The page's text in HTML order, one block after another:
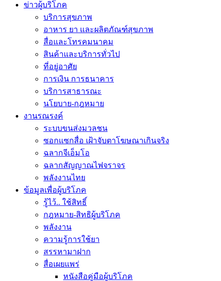
ข่าวผู้บริโภค
บริการสุขภาพ
อาหาร ยา และผลิตภัณฑ์สุขภาพ
สื่อและโทรคมนาคม
สินค้าและบริการทั่วไป
ที่อยู่อาศัย
การเงิน การธนาคาร
บริการสาธารณะ
นโยบาย-กฎหมาย
งานรณรงค์
ระบบขนส่งมวลชน
ซอกแซกสื่อ เฝ้าจับตาโฆษณาเกินจริง
ฉลากจีเอ็มโอ
ฉลากสัญญาณไฟจราจร
พลังงานไทย
ข้อมูลเพื่อผู้บริโภค
รู้ไว้.. ใช้สิทธิ์
กฎหมาย-สิทธิผู้บริโภค
พลังงาน
ความรู้การใช้ยา
สรรหามาฝาก
สื่อเผยแพร่
หนังสือคู่มือผู้บริโภค